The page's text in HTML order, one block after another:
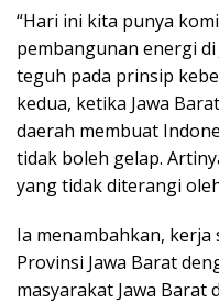
“Hari ini kita punya
pembangunan energi
teguh pada prinsip
kedua, ketika Jawa
daerah membuat
tidak boleh gelap.
yang tidak diterangi
Ia menambahkan,
Provinsi Jawa Barat
masyarakat Jawa